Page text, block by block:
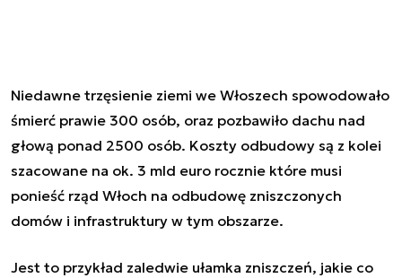
Niedawne trzęsienie ziemi we Włoszech spowodowało
śmierć prawie 300 osób, oraz pozbawiło dachu nad
głową ponad 2500 osób. Koszty odbudowy są z kolei
szacowane na ok. 3 mld euro rocznie które musi
ponieść rząd Włoch na odbudowę zniszczonych
domów i infrastruktury w tym obszarze.
Jest to przykład zaledwie ułamka zniszczeń, jakie co